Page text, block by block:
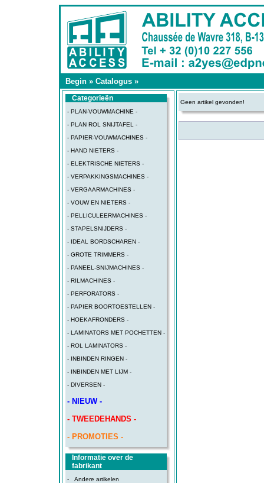
Begin » Catalogus »
Categorieën
- PLAN-VOUWMACHINE -
- PLAN ROL SNIJTAFEL -
- PAPIER-VOUWMACHINES -
- HAND NIETERS -
- ELEKTRISCHE NIETERS -
- VERPAKKINGSMACHINES -
- VERGAARMACHINES -
- VOUW EN NIETERS -
- PELLICULEERMACHINES -
- STAPELSNIJDERS -
- IDEAL BORDSCHAREN -
- GROTE TRIMMERS -
- PANEEL-SNIJMACHINES -
- RILMACHINES -
- PERFORATORS -
- PAPIER BOORTOESTELLEN -
- HOEKAFRONDERS -
- LAMINATORS MET POCHETTEN -
- ROL LAMINATORS -
- INBINDEN RINGEN -
- INBINDEN MET LIJM -
- DIVERSEN -
- NIEUW -
- TWEEDEHANDS -
- PROMOTIES -
Informatie over de
fabrikant
- Andere artikelen
Geen artikel gevonden!